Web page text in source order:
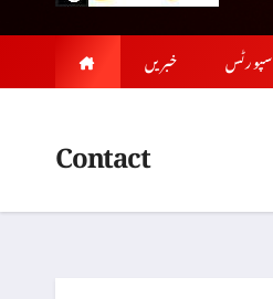
خبریں سپورٹس
Contact